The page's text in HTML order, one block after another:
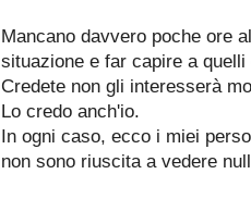
Mancano davvero poche ore
situazione e far capire a
Credete non gli interesserà
Lo credo anch'io.
In ogni caso, ecco i miei
non sono riuscita a vedere